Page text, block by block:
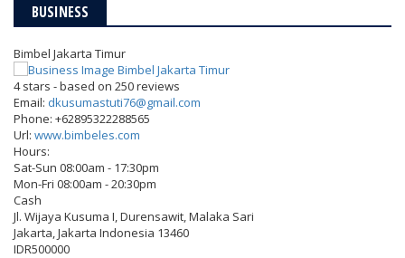
BUSINESS
Bimbel Jakarta Timur
4stars - based on 250reviews
Email: dkusumastuti76@gmail.com
Phone: +62895322288565
Url: www.bimbeles.com
Hours:
Sat-Sun 08:00am - 17:30pm
Mon-Fri 08:00am - 20:30pm
Cash
Jl. Wijaya Kusuma I, Durensawit, Malaka Sari
Jakarta,Jakarta Indonesia 13460
IDR500000